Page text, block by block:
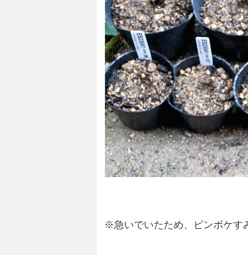
※急いでいたため、ピンボケす